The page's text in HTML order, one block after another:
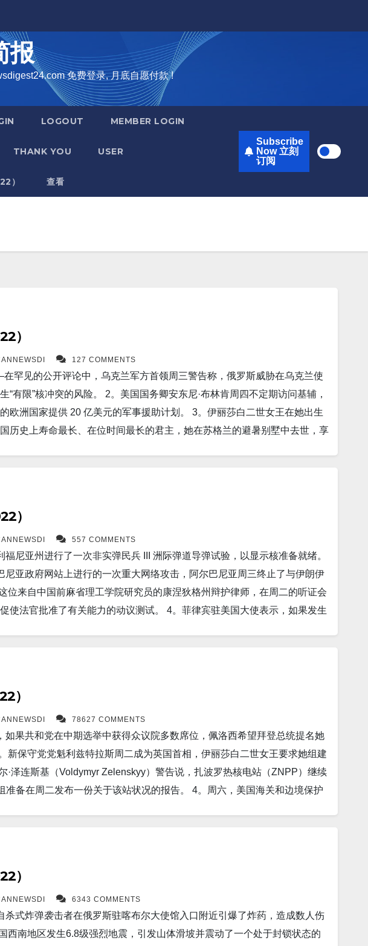
报
免费登录, 月底自愿付款 !
LOGOUT MEMBER LOGIN
THANK YOU USER
） 查看
Subscribe
Now 立刻
订阅
）
127 COMMENTS
罕见的公开评论中，乌克兰军方首领周三警告称，俄罗斯威胁在乌克兰使
“有限”核冲突的风险。 2。美国国务卿安东尼·布林肯周四不定期访问基辅，
欧洲国家提供 20 亿美元的军事援助计划。 3。伊丽莎白二世女王在她出生
历史上寿命最长、在位时间最长的君主，她在苏格兰的避暑别墅中去世，享
国合肥的稳定高磁场设施（SHMFF）的混合磁体通过45.22特斯拉（T）
磁场。 相比之下，地球在纬度0°和经度0°的磁场强度只有0.000032特斯
）——菲律宾领导人小费迪南德·马科斯（Ferdinand Marcos Jr）吹捧他的
亿美元的投资承诺，因为该国已故统治者的儿子着眼于经济收益，以使
。美国国务卿安东尼·布林肯告诉 Volodymyr Zelenskiy，随着乌克兰军队继
战争正处于“关键时刻”。 9。北京（美联社）——大雨使中国西南地区的地
的死亡人数已上升至82 人。官方媒体周四报道，在山体滑坡和建筑物倒塌
理范明清周三表示，越南始终尊重与俄罗斯的关系，希望进一步加强两国
危机已将世界推向多个“灾难性”临界点的边缘。其中包括格陵兰岛冰盖的崩
西洋的一个关键洋流崩塌，破坏了数十亿人赖以生存的降雨，以及富含碳的
学家》报道，由韩国首尔国立大学(SNU) 研究人员开发的核聚变反应堆温
能更近了一步。 14。美国国务院周四宣布，希望美国立法者批准为与乌克
可能在未来受到俄罗斯的侵略”。 15。周四下午，联合国核监督机构的一项
新泽西州昨天新增病例为1,926人。新增死亡为17人。 18。世界疫情 昨
）
557 COMMENTS
尼亚州进行了一次非实弹民兵 III 洲际弹道导弹试验，以显示核准备就绪。
尼亚政府网站上进行的一次重大网络攻击，阿尔巴尼亚周三终止了与伊朗伊
位来自中国前麻省理工学院研究员的康涅狄格州辩护律师，在周二的听证会
使法官批准了有关能力的动议测试。 4。菲律宾驻美国大使表示，如果发生
指南是作为旨在建立当地半导体产业的 500 亿美元（430 亿英镑）计划的一
——中国的出口和进口在 8 月份失去动力，增长明显低于预期，原因是通胀
制措施和热浪扰乱了产出，使经济重新面临下行风险。周三的官方数据显
7 月 18.0% 的增幅，这是自 4 月以来的首次放缓，远低于分析师对增
家团队表示，他们在大约 100 光年外发现了两颗新的“超级地球”型行星，其
阳系中的任何行星不同，近 1,600 个已知的超级地球比地球大，但比天王星
Systems 已收到波音公司的合同，为美国 F-15E 和 F-15EX Eagle 飞机生
在劳改营中饿死。平安南道的Kaechon监狱为囚犯提供食物，但还不够。
的劳动。 在营地中生存依赖于他们的家人在他们访问时给他们带来额外的
克9月7日 - 俄罗斯总统弗拉基米尔·普京(Vladimir Putin)表示，孤立俄罗
俄罗斯从全球舞台上赶下台的企图。普京在东部城市符拉迪沃斯托克举行的
）
78627 COMMENTS
如果共和党在中期选举中获得众议院多数席位，佩洛西希望拜登总统提名她
新保守党党魁利兹特拉斯周二成为英国首相，伊丽莎白二世女王要求她组建
·泽连斯基（Voldymyr Zelenskyy）警告说，扎波罗热核电站（ZNPP）继续
准备在周二发布一份关于该站状况的报告。 4。周六，美国海关和边境保护
外交官周二在东京批评中国“日益敌对的海上行动”是对资源丰富的印太地区
周得到了一些好消息。 Sanford Burnham Prebys 的研究人员发现了一种通
瘤细胞和肿瘤生长的方法。这些发现发表在《自然细胞生物学》上，可能会
素瘤，这是最严重的皮肤癌形式。 9。以色列特拉维夫大学的一项新研究否
的说法。 根据这项研究，蝙蝠具有高效的免疫系统，使它们能够相对轻松
）
6343 COMMENTS
杀式炸弹袭击者在俄罗斯驻喀布尔大使馆入口附近引爆了炸药，造成数人伤
西南地区发生6.8级强烈地震，引发山体滑坡并震动了一个处于封锁状态的